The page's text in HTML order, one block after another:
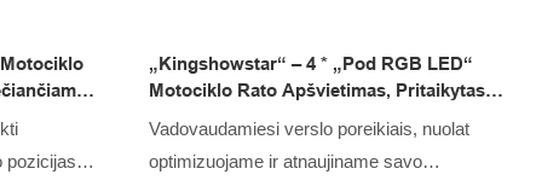
LED
pozicijas
„Kingshowstar“ – 4 * „Pod RGB LED“
Motociklo Rato Apšvietimas, Pritaikytas
Sportinio Dviračio RT Su Nuotolinio
Valdymo Pultu, LED Motociklo Rato Žibintas
Vadovaudamiesi verslo poreikiais, nuolat
optimizuojame ir atnaujiname savo